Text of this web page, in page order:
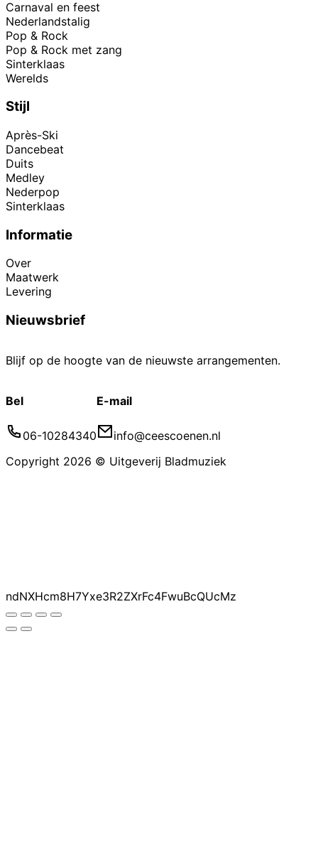
Carnaval en feest
Nederlandstalig
Pop & Rock
Pop & Rock met zang
Sinterklaas
Werelds
Stijl
Après-Ski
Dancebeat
Duits
Medley
Nederpop
Sinterklaas
Informatie
Over
Maatwerk
Levering
Nieuwsbrief
Blijf op de hoogte van de nieuwste arrangementen.
Bel
06-10284340
E-mail
info@ceescoenen.nl
Copyright 2026 © Uitgeverij Bladmuziek
ndNXHcm8H7Yxe3R2ZXrFc4FwuBcQUcMz